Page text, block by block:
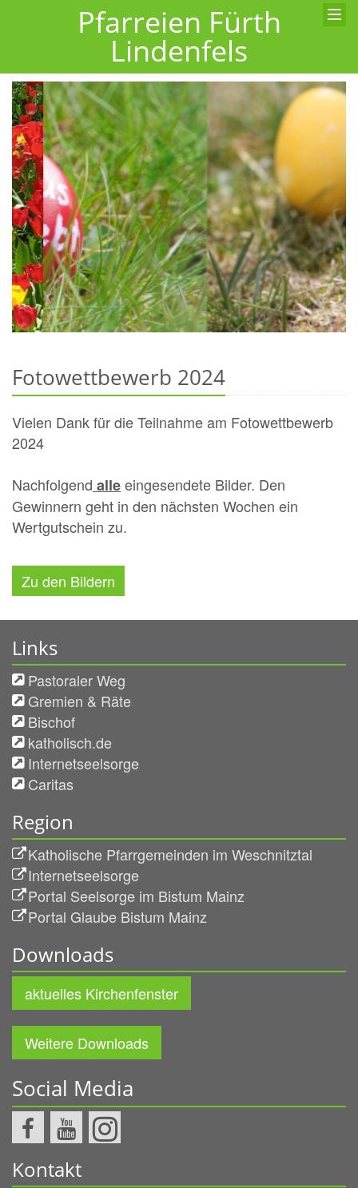
Pfarreien Fürth
Lindenfels
Fotowettbewerb 2024
Vielen Dank für die Teilnahme am Fotowettbewerb
2024
Nachfolgend alleeingesendete Bilder. Den
Gewinnern geht in den nächsten Wochen ein
Wertgutschein zu.
Zu den Bildern
Links
Pastoraler Weg
Gremien & Räte
Bischof
katholisch.de
Internetseelsorge
Caritas
Region
Katholische Pfarrgemeinden im Weschnitztal
Internetseelsorge
Portal Seelsorge im Bistum Mainz
Portal Glaube Bistum Mainz
Downloads
aktuelles Kirchenfenster
Weitere Downloads
Social Media
Kontakt